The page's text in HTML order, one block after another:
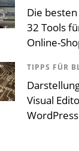
Die
32 Tools
Online-
TIPPS FÜR
Visual